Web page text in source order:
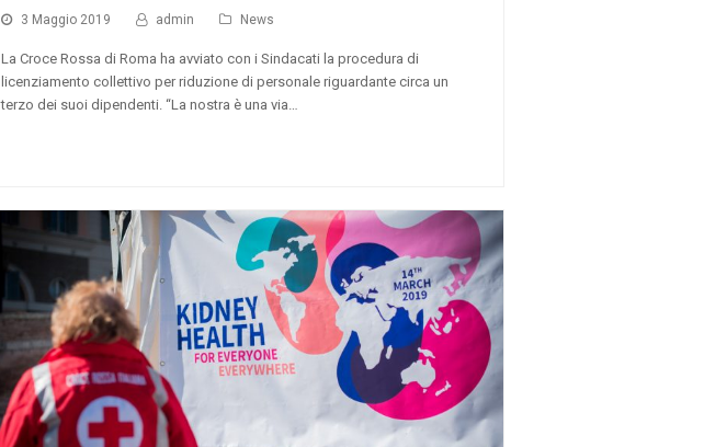
3 Maggio 2019 admin News
La Croce Rossa di Roma ha avviato con i Sindacati la procedura di
licenziamento collettivo per riduzione di personale riguardante circa un
terzo dei suoi dipendenti. “La nostra è una via…